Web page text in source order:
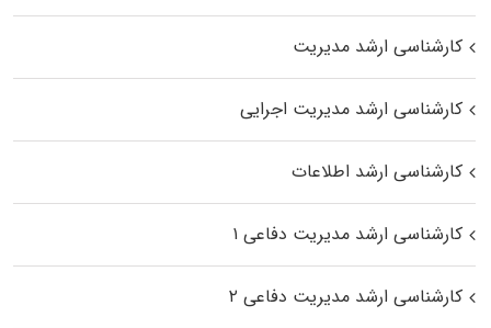
کارشناسی ارشد مدیریت
کارشناسی ارشد مدیریت اجرایی
کارشناسی ارشد اطلاعات
کارشناسی ارشد مدیریت دفاعی ۱
کارشناسی ارشد مدیریت دفاعی ۲